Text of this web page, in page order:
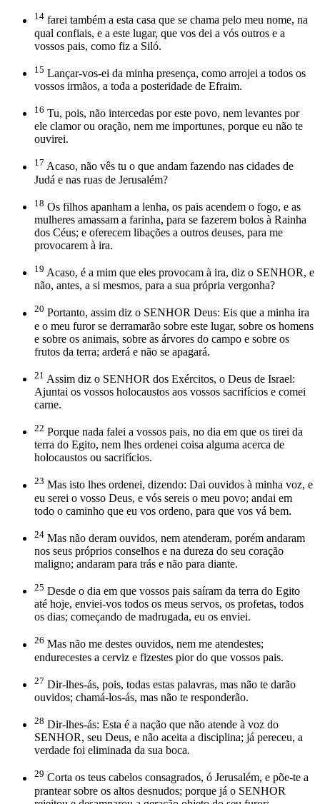
14 farei também a esta casa que se chama pelo meu nome, na
qual confiais, e a este lugar, que vos dei a vós outros e a
vossos pais, como fiz a Siló.
15 Lançar-vos-ei da minha presença, como arrojei a todos os
vossos irmãos, a toda a posteridade de Efraim.
16 Tu, pois, não intercedas por este povo, nem levantes por
ele clamor ou oração, nem me importunes, porque eu não te
ouvirei.
17 Acaso, não vês tu o que andam fazendo nas cidades de
Judá e nas ruas de Jerusalém?
18 Os filhos apanham a lenha, os pais acendem o fogo, e as
mulheres amassam a farinha, para se fazerem bolos à Rainha
dos Céus; e oferecem libações a outros deuses, para me
provocarem à ira.
19 Acaso, é a mim que eles provocam à ira, diz o SENHOR, e
não, antes, a si mesmos, para a sua própria vergonha?
20 Portanto, assim diz o SENHOR Deus: Eis que a minha ira
e o meu furor se derramarão sobre este lugar, sobre os homens
e sobre os animais, sobre as árvores do campo e sobre os
frutos da terra; arderá e não se apagará.
21 Assim diz o SENHOR dos Exércitos, o Deus de Israel:
Ajuntai os vossos holocaustos aos vossos sacrifícios e comei
carne.
22 Porque nada falei a vossos pais, no dia em que os tirei da
terra do Egito, nem lhes ordenei coisa alguma acerca de
holocaustos ou sacrifícios.
23 Mas isto lhes ordenei, dizendo: Dai ouvidos à minha voz, e
eu serei o vosso Deus, e vós sereis o meu povo; andai em
todo o caminho que eu vos ordeno, para que vos vá bem.
24 Mas não deram ouvidos, nem atenderam, porém andaram
nos seus próprios conselhos e na dureza do seu coração
maligno; andaram para trás e não para diante.
25 Desde o dia em que vossos pais saíram da terra do Egito
até hoje, enviei-vos todos os meus servos, os profetas, todos
os dias; começando de madrugada, eu os enviei.
26 Mas não me destes ouvidos, nem me atendestes;
endurecestes a cerviz e fizestes pior do que vossos pais.
27 Dir-lhes-ás, pois, todas estas palavras, mas não te darão
ouvidos; chamá-los-ás, mas não te responderão.
28 Dir-lhes-ás: Esta é a nação que não atende à voz do
SENHOR, seu Deus, e não aceita a disciplina; já pereceu, a
verdade foi eliminada da sua boca.
29 Corta os teus cabelos consagrados, ó Jerusalém, e põe-te a
prantear sobre os altos desnudos; porque já o SENHOR